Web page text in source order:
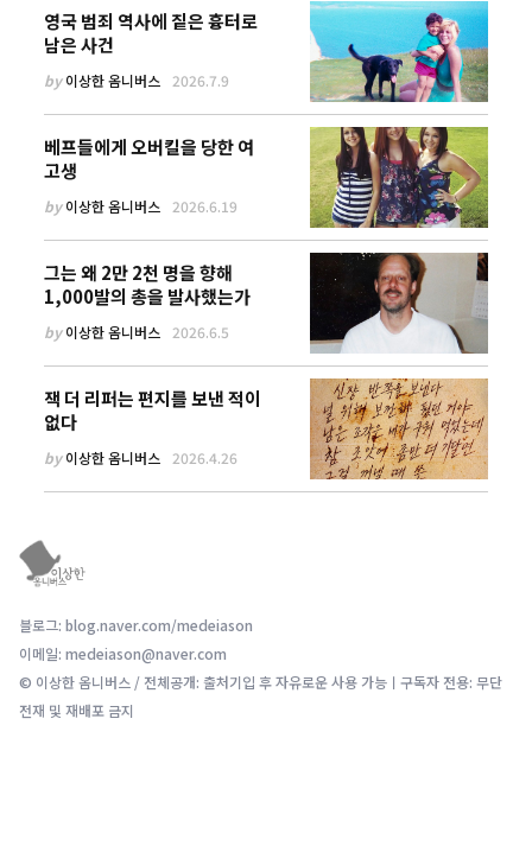
영국 범죄 역사에 짙은 흉터로
남은 사건
by이상한 옴니버스 2026.7.9
베프들에게 오버킬을 당한 여
고생
by이상한 옴니버스 2026.6.19
그는 왜 2만 2천 명을 향해
1,000발의 총을 발사했는가
by이상한 옴니버스 2026.6.5
잭 더 리퍼는 편지를 보낸 적이
없다
by이상한 옴니버스 2026.4.26
블로그: blog.naver.com/medeiason
이메일: medeiason@naver.com
© 이상한 옴니버스 / 전체공개: 출처기입 후 자유로운 사용 가능ㅣ구독자 전용: 무단
전재 및 재배포 금지